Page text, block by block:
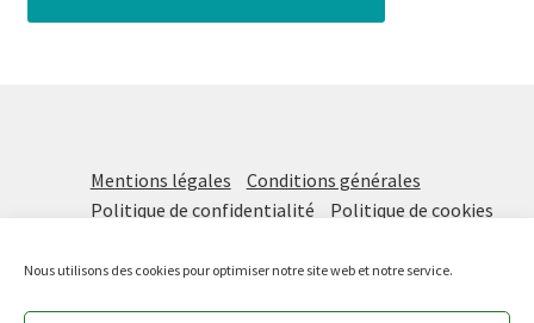
Nous utilisons des cookies pour optimiser notre site web et notre service.
Mentions légales
Conditions générales
Politique de confidentialité
Politique de cookies